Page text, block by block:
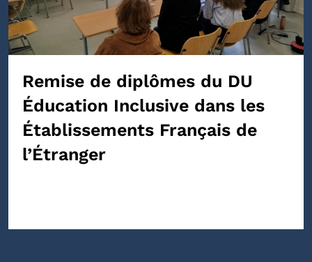
Remise de diplômes du DU
Éducation Inclusive dans les
Établissements Français de
l’Étranger